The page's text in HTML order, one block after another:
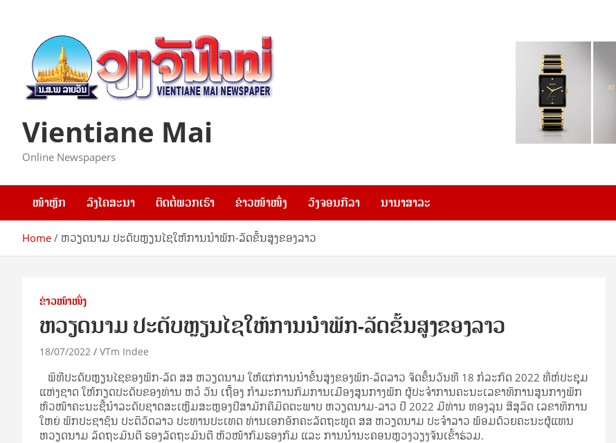
Vientiane Mai
Online Newspapers
ໜ້າຫຼັກ ລົງໂຄສະນາ ຕິດຕໍ່ພວກເຮົາ ຂ່າວໜ້າໜຶ່ງ ວົງຈອນກີລາ ນານາສາລະ
Home ຫວຽດນາມ ປະດັບຫຼຽນໄຊໃຫ້ການນໍາພັກ-ລັດຂັ້ນສູງຂອງລາວ
ຂ່າວໜ້າໜຶ່ງ
ຫວຽດນາມ ປະດັບຫຼຽນໄຊໃຫ້ການນໍາພັກ-ລັດຂັ້ນສູງຂອງລາວ
18/07/2022 VTm Indee
ພິທີປະດັບຫຼຽນໄຊຂອງພັກ-ລັດ ສສ ຫວຽດນາມ ໃຫ້ແກ່ການນໍາຂັ້ນສູງຂອງພັກ-ລັດລາວ ຈັດຂຶ້ນວັນທີ 18 ກໍລະກົດ 2022 ທີ່ຫໍປະຊຸມ
ແຫ່ງຊາດ ໃຫ້ກຽດປະດັບຂອງທ່ານ ຫວໍ ວັນ ເຖື້ອງ ກໍາມະການກົມການເມືອງສູນກາງພັກ ຜູ້ປະຈໍາການຄະນະເລຂາທິການສູນກາງພັກ
ຫົວໜ້າຄະນະຊີ້ນໍາລະດັບຊາດສະເຫຼີມສະຫຼອງປີສາມັກຄີມິດຕະພາບ ຫວຽດນາມ-ລາວ ປີ 2022 ມີທ່ານ ທອງລຸນ ສີສຸລິດ ເລຂາທິການ
ໃຫຍ່ ພັກປະຊາຊົນ ປະຕິວັດລາວ ປະທານປະເທດ ທ່ານເອກອັກຄະລັດຖະທູດ ສສ ຫວຽດນາມ ປະຈໍາລາວ ພ້ອມດ້ວຍຄະນະຜູ້ແທນ
ຫວຽດນາມ ລັດຖະມົນຕີ ຮອງລັດຖະມົນຕີ ຫົວໜ້າກົມຮອງກົມ ແລະ ການນໍານະຄອນຫຼວງວຽງຈັນເຂົ້າຮ່ວມ.